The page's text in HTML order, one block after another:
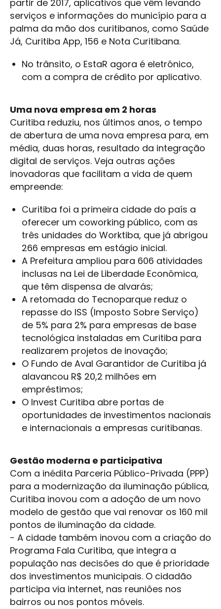
partir de 2017, aplicativos que vêm levando
serviços e informações do município para a
palma da mão dos curitibanos, como Saúde
Já, Curitiba App, 156 e Nota Curitibana.
No trânsito, o EstaR agora é eletrônico,
com a compra de crédito por aplicativo.
Uma nova empresa em 2 horas
Curitiba reduziu, nos últimos anos, o tempo
de abertura de uma nova empresa para, em
média, duas horas, resultado da integração
digital de serviços. Veja outras ações
inovadoras que facilitam a vida de quem
empreende:
Curitiba foi a primeira cidade do país a
oferecer um coworking público, com as
três unidades do Worktiba, que já abrigou
266 empresas em estágio inicial.
A Prefeitura ampliou para 606 atividades
inclusas na Lei de Liberdade Econômica,
que têm dispensa de alvarás;
A retomada do Tecnoparque reduz o
repasse do ISS (Imposto Sobre Serviço)
de 5% para 2% para empresas de base
tecnológica instaladas em Curitiba para
realizarem projetos de inovação;
O Fundo de Aval Garantidor de Curitiba já
alavancou R$ 20,2 milhões em
empréstimos;
O Invest Curitiba abre portas de
oportunidades de investimentos nacionais
e internacionais a empresas curitibanas.
Gestão moderna e participativa
Com a inédita Parceria Público-Privada (PPP)
para a modernização da iluminação pública,
Curitiba inovou com a adoção de um novo
modelo de gestão que vai renovar os 160 mil
pontos de iluminação da cidade.
- A cidade também inovou com a criação do
Programa Fala Curitiba, que integra a
população nas decisões do que é prioridade
dos investimentos municipais. O cidadão
participa via internet, nas reuniões nos
bairros ou nos pontos móveis.